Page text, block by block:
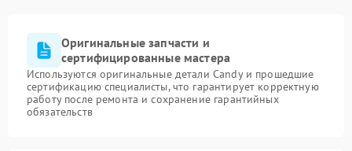
Оригинальные запчасти и
сертифицированные мастера
Используются оригинальные детали Candy и прошедшие
сертификацию специалисты, что гарантирует корректную
работу после ремонта и сохранение гарантийных
обязательств